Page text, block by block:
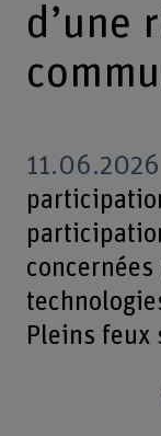
d’une
11.06.2026
Pleins feux